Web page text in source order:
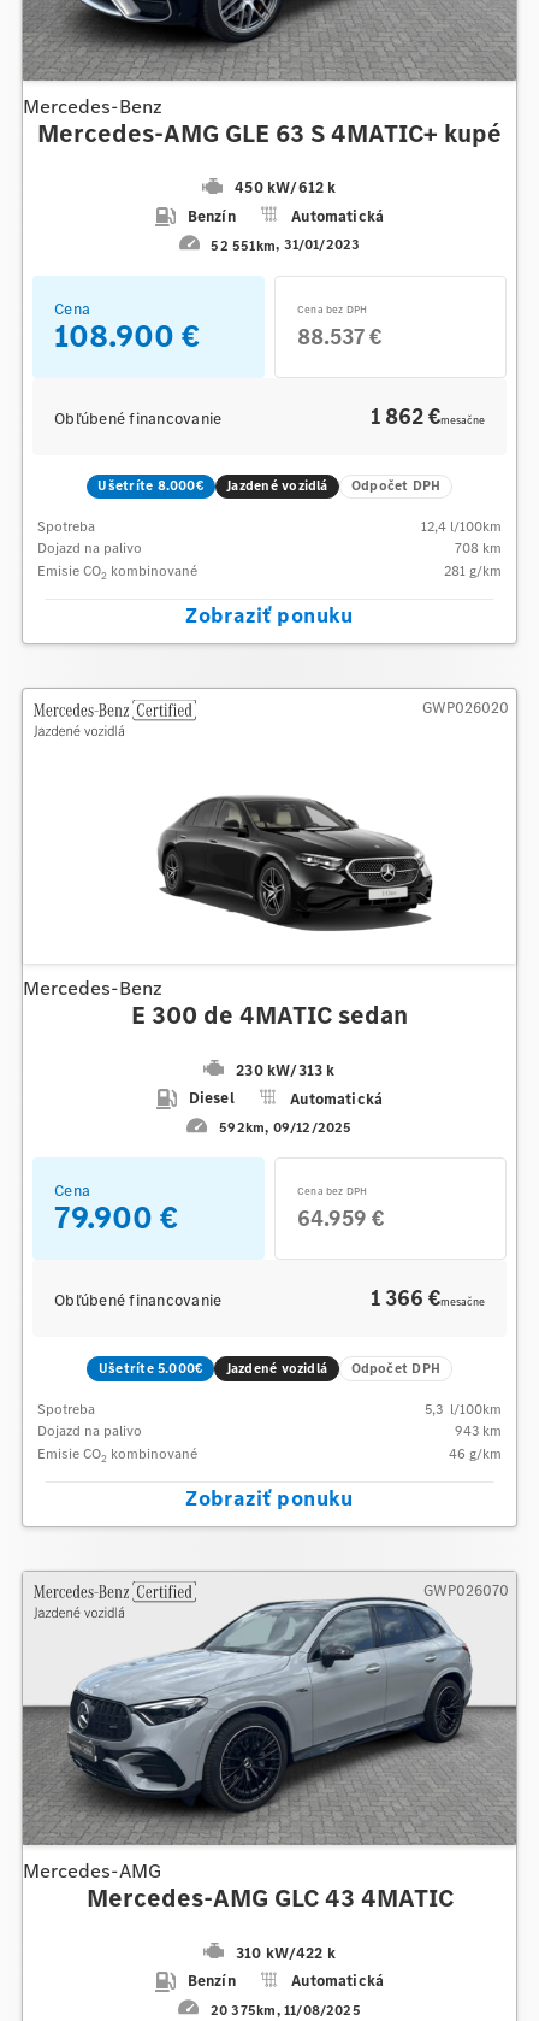
Mercedes-Benz
Mercedes-AMG GLE 63 S 4MATIC+ kupé
450 kW/612 k
Benzín
Automatická
52 551km 31/01/2023
Cena
108.900 €
Cena bez DPH
88.537 €
Obľúbené financovanie 1 862 €mesačne
Ušetríte 8.000€ Jazdené vozidlá Odpočet DPH
Spotreba 12,4 l/100km
Dojazd na palivo
708 km
Emisie CO2 kombinované 281 g/km
Zobraziť ponuku
Mercedes-Benz
E 300 de 4MATIC sedan
230 kW/313 k
Diesel
Automatická
592km 09/12/2025
GWP026020
Cena
79.900 €
Cena bez DPH
64.959 €
Obľúbené financovanie 1 366 €mesačne
Ušetríte 5.000€ Jazdené vozidlá Odpočet DPH
Spotreba 5,3 l/100km
Dojazd na palivo
943 km
Emisie CO2 kombinované 46 g/km
Zobraziť ponuku
Mercedes-AMG
Mercedes-AMG GLC 43 4MATIC
310 kW/422 k
Benzín
Automatická
20 375km 11/08/2025
GWP026070